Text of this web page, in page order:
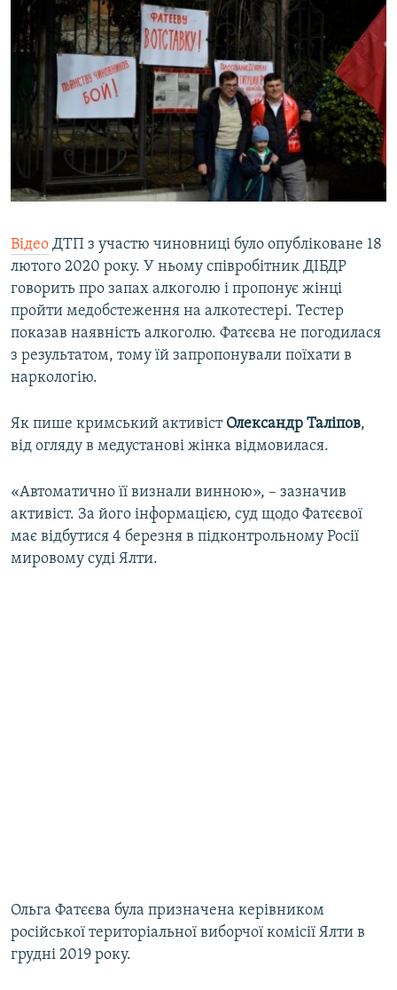
Відео ДТП з участю чиновниці було опубліковане 18
лютого 2020 року. У ньому співробітник ДІБДР
говорить про запах алкоголю і пропонує жінці
пройти медобстеження на алкотестері. Тестер
показав наявність алкоголю. Фатєєва не погодилася
з результатом, тому їй запропонували поїхати в
наркологію.
Як пише кримський активіст Олександр Таліпов,
від огляду в медустанові жінка відмовилася.
«Автоматично її визнали винною», – зазначив
активіст. За його інформацією, суд щодо Фатєєвої
має відбутися 4 березня в підконтрольному Росії
мировому суді Ялти.
Ольга Фатєєва була призначена керівником
російської територіальної виборчої комісії Ялти в
грудні 2019 року.